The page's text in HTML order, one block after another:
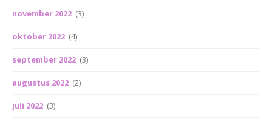
november 2022 (3)
oktober 2022 (4)
september 2022 (3)
augustus 2022 (2)
juli 2022 (3)